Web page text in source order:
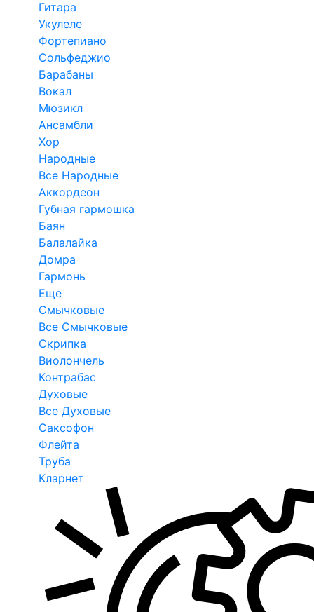
Гитара
Укулеле
Фортепиано
Сольфеджио
Барабаны
Вокал
Мюзикл
Ансамбли
Хор
Народные
Все Народные
Аккордеон
Губная гармошка
Баян
Балалайка
Домра
Гармонь
Еще
Смычковые
Все Смычковые
Скрипка
Виолончель
Контрабас
Духовые
Все Духовые
Саксофон
Флейта
Труба
Кларнет